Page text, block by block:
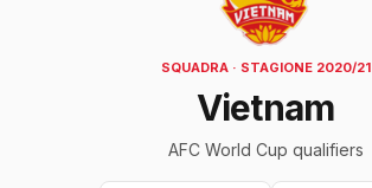
SQUADRA · STAGIONE 2020/21
Vietnam
AFC World Cup qualifiers